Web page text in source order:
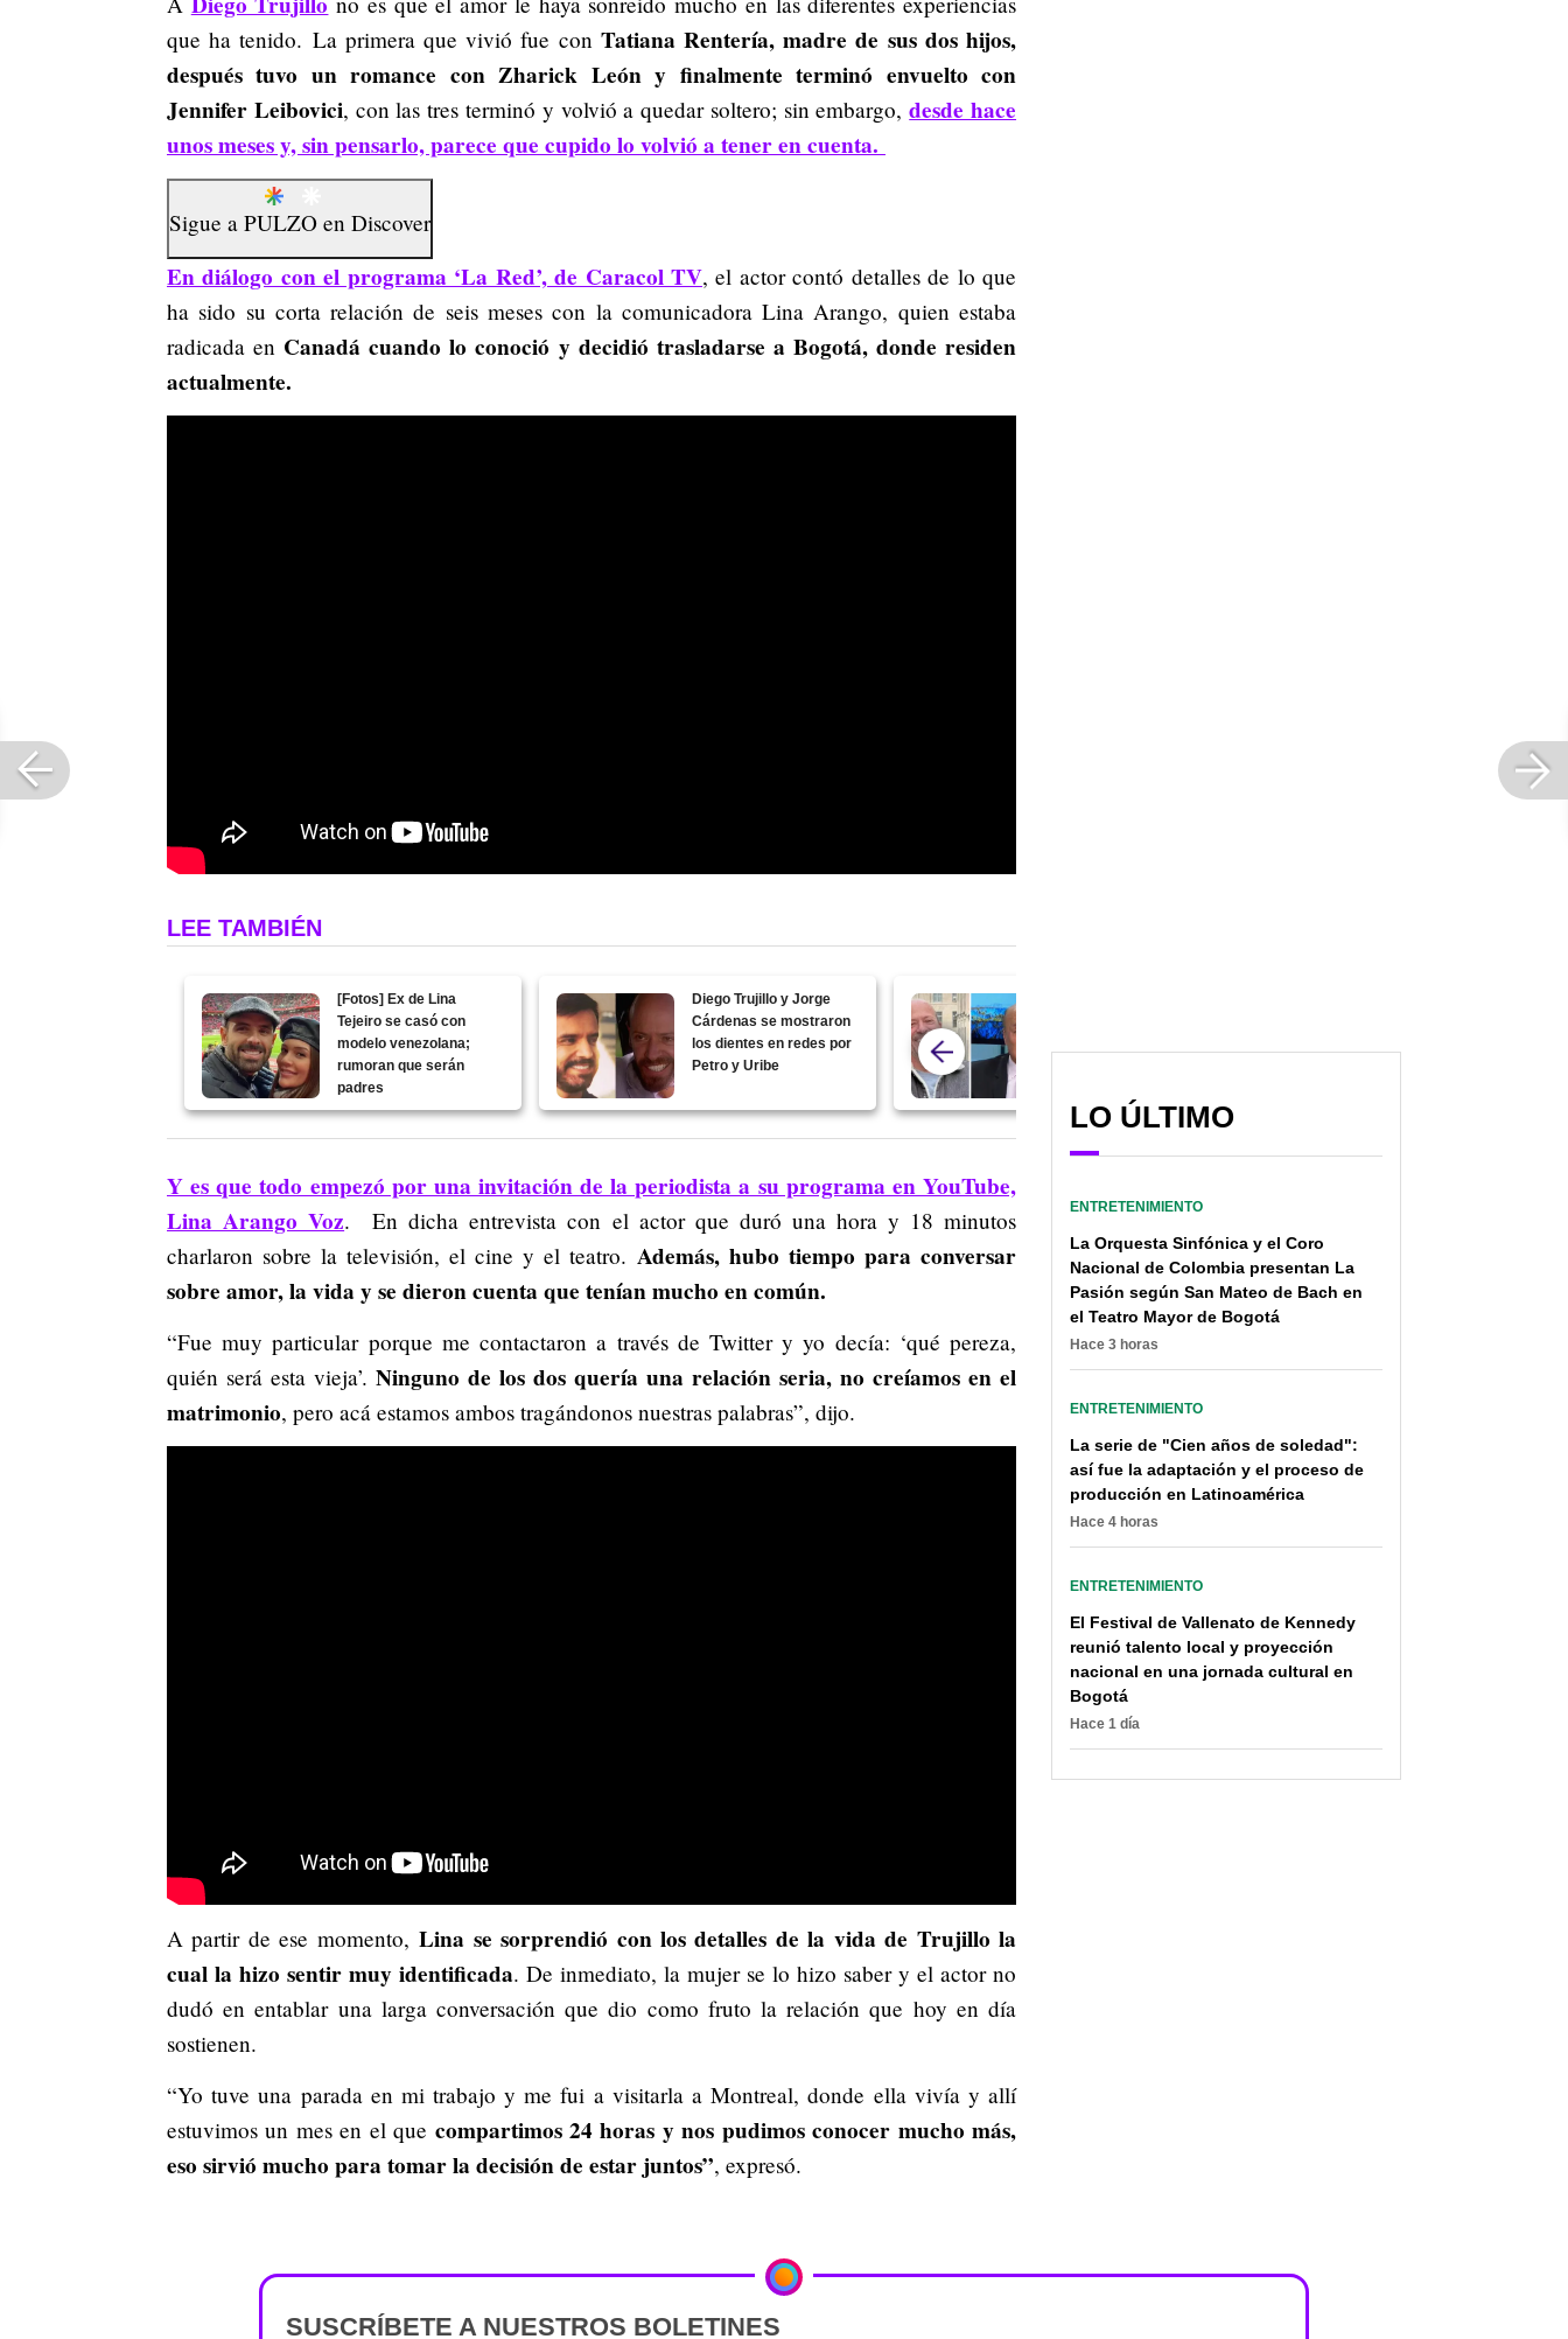
que ha tenido. La primera que vivió fue con Tatiana Rentería, madre de sus dos hijos,
después tuvo un romance con Zharick León y finalmente terminó envuelto con
Jennifer Leibovici, con las tres terminó y volvió a quedar soltero; sin embargo,desde hace
unos meses y, sin pensarlo, parece que cupido lo volvió a tener en cuenta.
Sigue a PULZO en Discover
En diálogo con el programa ‘La Red’, de Caracol TV, el actor contó detalles de lo que
ha sido su corta relación de seis meses con la comunicadora Lina Arango, quien estaba
radicada en Canadá cuando lo conoció y decidió trasladarse a Bogotá, donde residen
actualmente.
LEE TAMBIÉN
[Fotos] Ex de Lina
Tejeiro se casó con
modelo venezolana;
rumoran que serán
padres
Diego Trujillo y Jorge
Cárdenas se mostraron
los dientes en redes por
Petro y Uribe
Y es que todo empezó por una invitación de la periodista a su programa en YouTube,
Lina Arango Voz. En dicha entrevista con el actor que duró una hora y 18 minutos
charlaron sobre la televisión, el cine y el teatro. Además, hubo tiempo para conversar
sobre amor, la vida y se dieron cuenta que tenían mucho en común.
“Fue muy particular porque me contactaron a través de Twitter y yo decía: ‘qué pereza,
quién será esta vieja’. Ninguno de los dos quería una relación seria, no creíamos en el
matrimonio, pero acá estamos ambos tragándonos nuestras palabras”, dijo.
A partir de ese momento,Lina se sorprendió con los detalles de la vida de Trujillo la
cual la hizo sentir muy identificada. De inmediato, la mujer se lo hizo saber y el actor no
dudó en entablar una larga conversación que dio como fruto la relación que hoy en día
sostienen.
“Yo tuve una parada en mi trabajo y me fui a visitarla a Montreal, donde ella vivía y allí
estuvimos un mes en el que compartimos 24 horas y nos pudimos conocer mucho más,
eso sirvió mucho para tomar la decisión de estar juntos”, expresó.
LO ÚLTIMO
ENTRETENIMIENTO
La Orquesta Sinfónica y el Coro
Nacional de Colombia presentan La
Pasión según San Mateo de Bach en
el Teatro Mayor de Bogotá
Hace 3 horas
ENTRETENIMIENTO
La serie de "Cien años de soledad":
así fue la adaptación y el proceso de
producción en Latinoamérica
Hace 4 horas
ENTRETENIMIENTO
El Festival de Vallenato de Kennedy
reunió talento local y proyección
nacional en una jornada cultural en
Bogotá
Hace 1 día
SUSCRÍBETE A NUESTROS BOLETINES